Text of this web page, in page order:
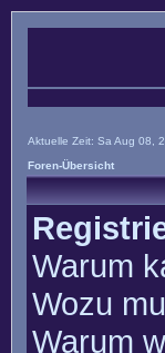
Aktuelle Zeit: Sa Aug 08,
Foren-Übersicht
Warum
Wozu
Warum